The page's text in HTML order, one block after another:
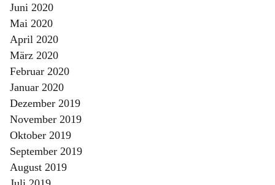
Juni 2020
Mai 2020
April 2020
März 2020
Februar 2020
Januar 2020
Dezember 2019
November 2019
Oktober 2019
September 2019
August 2019